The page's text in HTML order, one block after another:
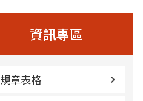
資訊專區
規章表格